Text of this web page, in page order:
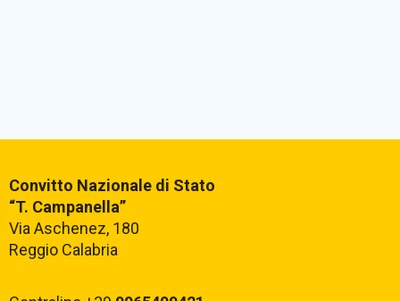
Convitto Nazionale di Stato
“T. Campanella”
Via Aschenez, 180
Reggio Calabria